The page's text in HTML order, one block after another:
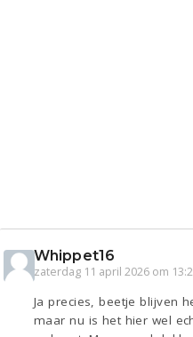
Whippet16
zaterdag 11 april 2026 om
Ja precies, beetje blijven
maar nu is het hier wel